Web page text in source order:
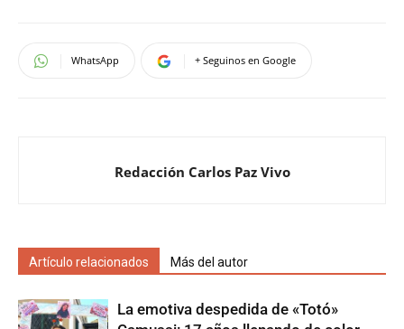
WhatsApp + Seguinos en Google
Redacción Carlos Paz Vivo
Artículo relacionados Más del autor
La emotiva despedida de «Totó»